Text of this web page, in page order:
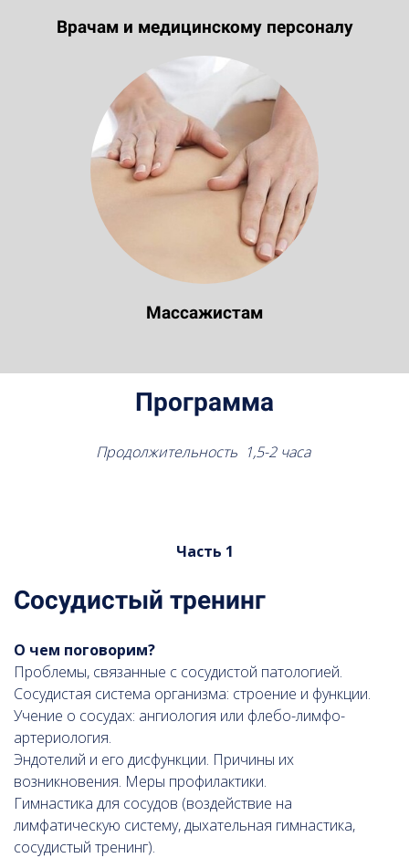
Врачам и медицинскому персоналу
Массажистам
Программа
Продолжительность 1,5-2 часа
Часть 1
Сосудистый тренинг
О чем поговорим?
Проблемы, связанные с сосудистой патологией.
Сосудистая система организма: строение и функции.
Учение о сосудах: ангиология или флебо-лимфо-
артериология.
Эндотелий и его дисфункции. Причины их
возникновения. Меры профилактики.
Гимнастика для сосудов (воздействие на
лимфатическую систему, дыхательная гимнастика,
сосудистый тренинг).